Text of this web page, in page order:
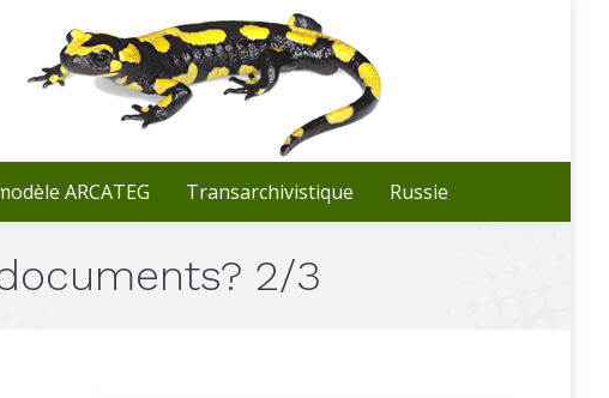
Recherche
:
ARCATEG Transarchivistique Russie
2/3